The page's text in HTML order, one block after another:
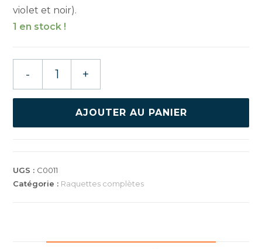
violet et noir).
1 en stock !
PS
- +
AJOUTER AU PANIER
UGS : C0011
Catégorie : Raquettes complètes